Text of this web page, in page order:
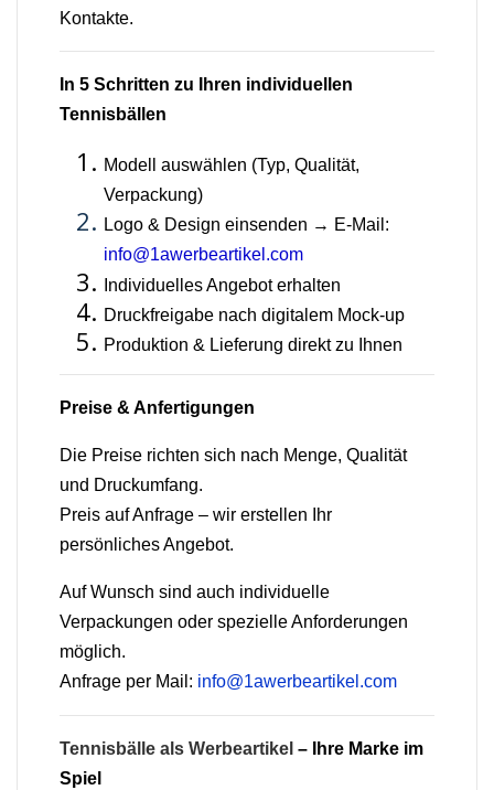
Kontakte.
In 5 Schritten zu Ihren individuellen
Tennisbällen
Modell auswählen (Typ, Qualität,
Verpackung)
Logo & Design einsenden → E-Mail:
info@1awerbeartikel.com
Individuelles Angebot erhalten
Druckfreigabe nach digitalem Mock-up
Produktion & Lieferung direkt zu Ihnen
Preise & Anfertigungen
Die Preise richten sich nach Menge, Qualität
und Druckumfang.
Preis auf Anfrage – wir erstellen Ihr
persönliches Angebot.
Auf Wunsch sind auch individuelle
Verpackungen oder spezielle Anforderungen
möglich.
Anfrage per Mail: info@1awerbeartikel.com
Tennisbälle als Werbeartikel – Ihre Marke im
Spiel